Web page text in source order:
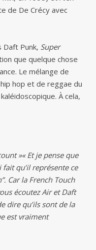
de De Crécy avec
Punk, Super
que quelque chose
Le mélange de
hop et de reggae du
À cela,
»« Et je pense que
fait qu’il représente ce
Car la French Touch
écoutez Air et Daft
dire qu’ils sont de la
est vraiment